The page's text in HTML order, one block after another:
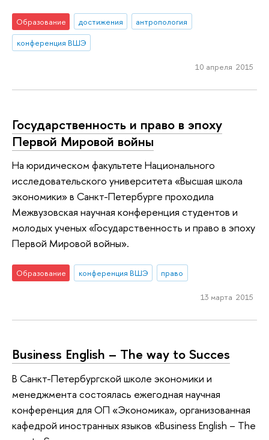
Образование достижения
антропология
конференция ВШЭ
10 апреля 2015
Государственность и право в эпоху
Первой Мировой войны
На юридическом факультете Национального
исследовательского университета «Высшая школа
экономики» в Санкт-Петербурге проходила
Межвузовская научная конференция студентов и
молодых ученых «Государственность и право в эпоху
Первой Мировой войны».
Образование конференция ВШЭ право
13 марта 2015
Business English – The way to Succes
В Санкт-Петербургской школе экономики и
менеджмента состоялась ежегодная научная
конференция для ОП «Экономика», организованная
кафедрой иностранных языков «Business English – The